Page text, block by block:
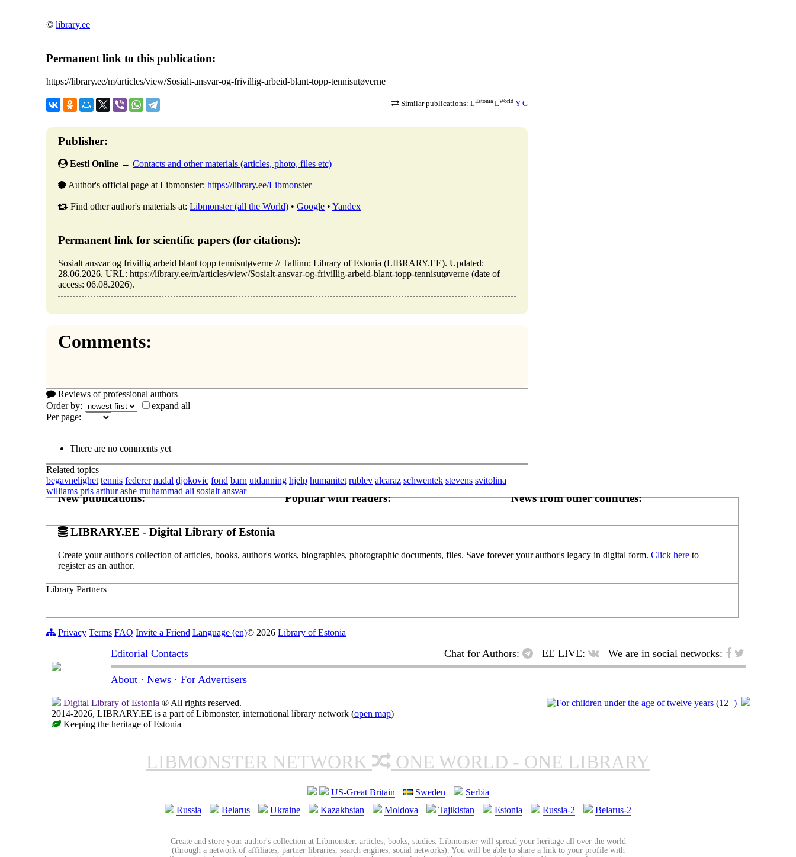
© library.ee
Permanent link to this publication:
https://library.ee/m/articles/view/Sosialt-ansvar-og-frivillig-arbeid-blant-topp-tennisutøverne
Similar publications: LEstonia LWorld Y G
Publisher:
Eesti Online → Contacts and other materials (articles, photo, files etc)
Author's official page at Libmonster: https://library.ee/Libmonster
Find other author's materials at: Libmonster (all the World) • Google • Yandex
Permanent link for scientific papers (for citations):
Sosialt ansvar og frivillig arbeid blant topp tennisutøverne // Tallinn: Library of Estonia (LIBRARY.EE). Updated:
28.06.2026. URL: https://library.ee/m/articles/view/Sosialt-ansvar-og-frivillig-arbeid-blant-topp-tennisutøverne (date of
access: 06.08.2026).
Comments:
Reviews of professional authors
Order by:
expand all
Per page:
There are no comments yet
Related topics
begavnelighet tennis federer nadal djokovic fond barn utdanning hjelp humanitet rublev alcaraz schwentek stevens svitolina
williams pris arthur ashe muhammad ali sosialt ansvar
New publications: Popular with readers: News from other countries:
LIBRARY.EE - Digital Library of Estonia
Create your author's collection of articles, books, author's works, biographies, photographic documents, files. Save forever your author's legacy in digital form. Click here to
register as an author.
Library Partners
Privacy Terms FAQ Invite a Friend Language (en)© 2026 Library of Estonia
Editorial Contacts Chat for Authors: EE LIVE: We are in social networks:
About · News · For Advertisers
Digital Library of Estonia ® All rights reserved.
2014-2026, LIBRARY.EE is a part of Libmonster, international library network (open map)
Keeping the heritage of Estonia
LIBMONSTER NETWORK ONE WORLD - ONE LIBRARY
US-Great Britain Sweden
Serbia
Russia
Belarus Ukraine Kazakhstan Moldova Tajikistan Estonia Russia-2 Belarus-2
Create and store your author's collection at Libmonster: articles, books, studies. Libmonster will spread your heritage all over the world
(through a network of affiliates, partner libraries, search engines, social networks). You will be able to share a link to your profile with